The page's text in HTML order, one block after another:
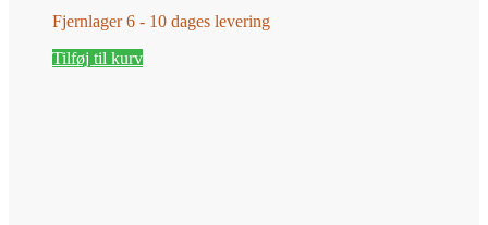
Fjernlager 6 - 10 dages levering
Tilføj til kurv